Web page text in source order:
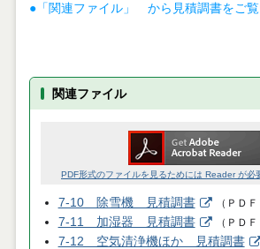
●「関連ファイル」 から見積調書をご
関連ファイル
PDF形式のファイルを見るためには Reader が必
7-10 除雪機 見積調書 （ ＰＤＦ
7-11 加湿器 見積調書 （ ＰＤＦ
7-12 空気清浄機ほか 見積調書